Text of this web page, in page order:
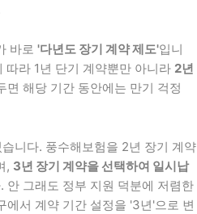
바로 '다년도 장기 계약 제도'입니
라 1년 단기 계약뿐만 아니라 2년
면 해당 기간 동안에는 만기 걱정
니다. 풍수해보험을 2년 장기 계약
, 3년 장기 계약을 선택하여 일시납
안 그래도 정부 지원 덕분에 저렴한
에서 계약 기간 설정을 '3년'으로 변